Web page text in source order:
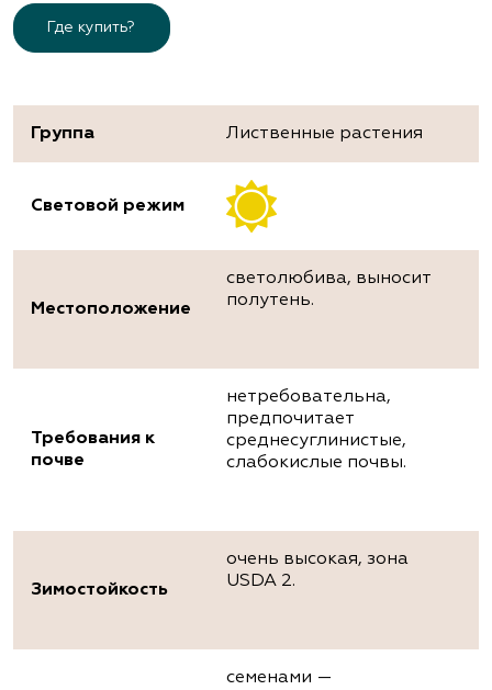
Где купить?
Группа Лиственные растения
Световой режим
Местоположение
светолюбива, выносит
полутень.
Требования к
почве
нетребовательна,
предпочитает
среднесуглинистые,
слабокислые почвы.
Зимостойкость
очень высокая, зона
USDA 2.
семенами —